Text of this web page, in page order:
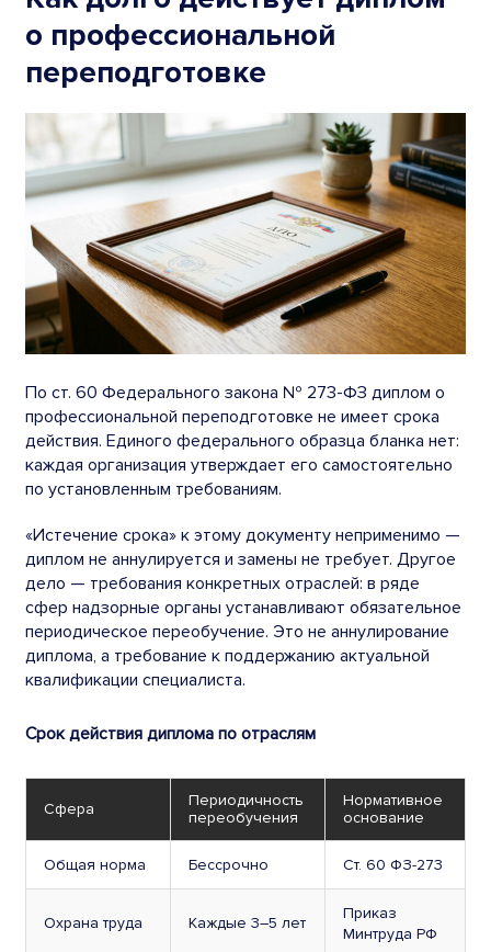
о профессиональной
переподготовке
По ст. 60 Федерального закона № 273-ФЗ диплом о
профессиональной переподготовке не имеет срока
действия. Единого федерального образца бланка нет:
каждая организация утверждает его самостоятельно
по установленным требованиям.
«Истечение срока» к этому документу неприменимо —
диплом не аннулируется и замены не требует. Другое
дело — требования конкретных отраслей: в ряде
сфер надзорные органы устанавливают обязательное
периодическое переобучение. Это не аннулирование
диплома, а требование к поддержанию актуальной
квалификации специалиста.
Срок действия диплома по отраслям
Сфера
Периодичность
переобучения
Нормативное
основание
Общая норма Бессрочно Ст. 60 ФЗ-273
Охрана труда Каждые 3–5 лет
Приказ
Минтруда РФ